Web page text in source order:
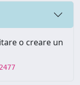
o creare un